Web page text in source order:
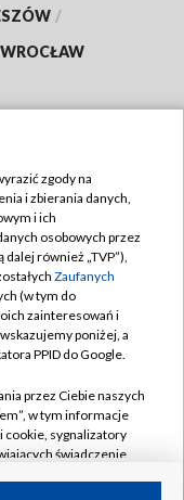
/
WROCŁAW
zgody na
i zbierania danych,
i ich
osobowych przez
dalej również „TVP”),
Zaufanych
(w tym do
zainteresowań i
poniżej, a
PPID do Google.
przez Ciebie naszych
w tym informacje
cookie, sygnalizatory
świadczenie